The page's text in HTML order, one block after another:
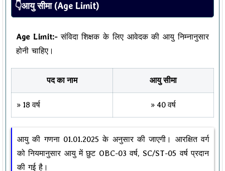
👇आयु सीमा (Age Limit)
Age Limit:-संविदा शिक्षक के लिए आवेदक की आयु निम्नानुसार
होनी चाहिए।
पद का नाम आयु सीमा
» 18 वर्ष » 40 वर्ष
आयु की गणना 01.01.2025 के अनुसार की जाएगी। आरक्षित वर्ग
को नियमानुसार आयु में छुट OBC-03 वर्ष, SC/ST-05 वर्ष प्रदान
की गई है।